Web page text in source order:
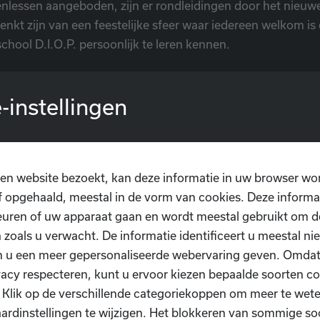
aangeboden, zijn er rondleidingen door het
zijn van een feestelijke sfeer waar iedereen welkom
D.I.O.P. persoonlijk te leren kennen.
informatie over het programma van de feestelijke
april op de officiële website van Dansschool D.I.O.P.:
huur van de feestzaal en/of vergaderruimtes kan u
kijkt ernaar uit om iedereen te verwelkomen in haar
bruisende en inspirerende ruimte te creëren waar de
D.I.O.P. IN DE
instellingen
website bezoekt, kan deze informatie in uw browser
opgehaald, meestal in de vorm van cookies. Deze
of uw apparaat gaan en wordt meestal gebruikt om
zoals u verwacht. De informatie identificeert u meestal
u een meer gepersonaliseerde webervaring geven.
respecteren, kunt u ervoor kiezen bepaalde soorten
op de verschillende categoriekoppen om meer te
te wijzigen. Het blokkeren van sommige